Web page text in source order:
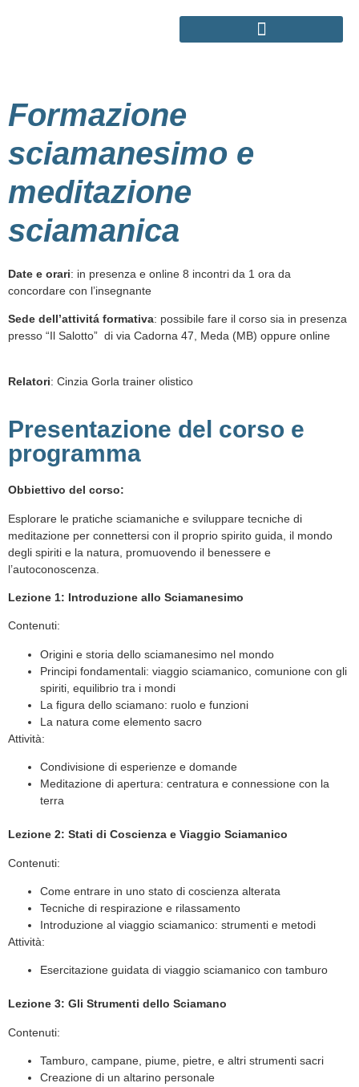
Formazione
sciamanesimo e
meditazione
sciamanica
Date e orari: in presenza e online 8 incontri da 1 ora da
concordare con l’insegnante
Sede dell’attivitá formativa: possibile fare il corso sia in presenza
presso “Il Salotto” di via Cadorna 47, Meda (MB) oppure online
Relatori: Cinzia Gorla trainer olistico
Presentazione del corso e
programma
Obbiettivo del corso:
Esplorare le pratiche sciamaniche e sviluppare tecniche di
meditazione per connettersi con il proprio spirito guida, il mondo
degli spiriti e la natura, promuovendo il benessere e
l’autoconoscenza.
Lezione 1: Introduzione allo Sciamanesimo
Contenuti:
Origini e storia dello sciamanesimo nel mondo
Principi fondamentali: viaggio sciamanico, comunione con gli
spiriti, equilibrio tra i mondi
La figura dello sciamano: ruolo e funzioni
La natura come elemento sacro
Attività:
Condivisione di esperienze e domande
Meditazione di apertura: centratura e connessione con la
terra
Lezione 2: Stati di Coscienza e Viaggio Sciamanico
Contenuti:
Come entrare in uno stato di coscienza alterata
Tecniche di respirazione e rilassamento
Introduzione al viaggio sciamanico: strumenti e metodi
Attività:
Esercitazione guidata di viaggio sciamanico con tamburo
Lezione 3: Gli Strumenti dello Sciamano
Contenuti:
Tamburo, campane, piume, pietre, e altri strumenti sacri
Creazione di un altarino personale